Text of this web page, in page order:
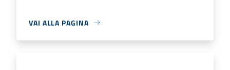
VAI ALLA PAGINA